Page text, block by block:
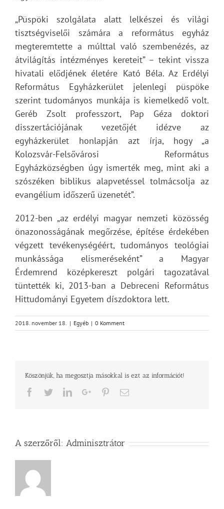
„Püspöki szolgálata alatt lelkészei és világi
tisztségviselői számára a református egyház
megteremtette a múlttal való szembenézés, az
átvilágítás intézményes kereteit” – tekint vissza
hivatali elődjének életére Kató Béla. Az Erdélyi
Református Egyházkerület jelenlegi püspöke
szerint tudományos munkája is kiemelkedő volt.
Geréb Zsolt professzort, Pap Géza doktori
disszertációjának vezetőjét idézve az
egyházkerület honlapján azt írja, hogy „a
Kolozsvár-Felsővárosi Református
Egyházközségben úgy ismerték meg, mint aki a
szószéken biblikus alapvetéssel tolmácsolja az
evangélium időszerű üzenetét”.
2012-ben „az erdélyi magyar nemzeti közösség
önazonosságának megőrzése, építése érdekében
végzett tevékenységéért, tudományos teológiai
munkássága elismeréseként” a Magyar
Érdemrend középkereszt polgári tagozatával
tüntették ki, 2013-ban a Debreceni Református
Hittudományi Egyetem díszdoktora lett.
2018. november 18. | Egyéb | 0 Komment
Köszönjük, ha megosztja másokkal is ezt az információt!
Facebook
TwitterLinkedInGoogle+PinterestEmail
A szerzőről: Adminisztrátor